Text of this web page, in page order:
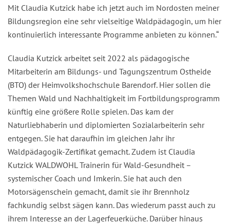
Mit Claudia Kutzick habe ich jetzt auch im Nordosten meiner
Bildungsregion eine sehr vielseitige Waldpädagogin, um hier
kontinuierlich interessante Programme anbieten zu können.“
Claudia Kutzick arbeitet seit 2022 als pädagogische
Mitarbeiterin am Bildungs- und Tagungszentrum Ostheide
(BTO) der Heimvolkshochschule Barendorf. Hier sollen die
Themen Wald und Nachhaltigkeit im Fortbildungsprogramm
künftig eine größere Rolle spielen. Das kam der
Naturliebhaberin und diplomierten Sozialarbeiterin sehr
entgegen. Sie hat daraufhin im gleichen Jahr ihr
Waldpädagogik-Zertifikat gemacht. Zudem ist Claudia
Kutzick WALDWOHL Trainerin für Wald-Gesundheit –
systemischer Coach und Imkerin. Sie hat auch den
Motorsägenschein gemacht, damit sie ihr Brennholz
fachkundig selbst sägen kann. Das wiederum passt auch zu
ihrem Interesse an der Lagerfeuerküche. Darüber hinaus